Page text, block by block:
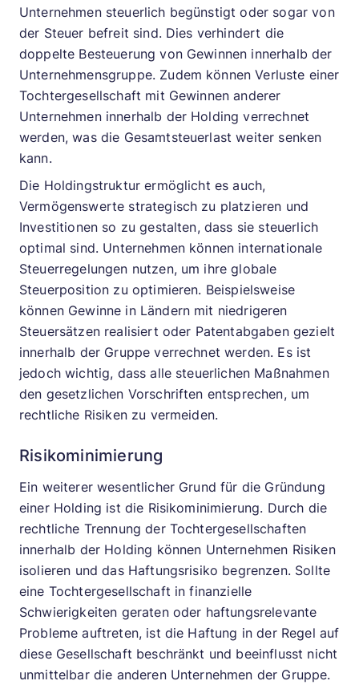
Unternehmen steuerlich begünstigt oder sogar von
der Steuer befreit sind. Dies verhindert die
doppelte Besteuerung von Gewinnen innerhalb der
Unternehmensgruppe. Zudem können Verluste einer
Tochtergesellschaft mit Gewinnen anderer
Unternehmen innerhalb der Holding verrechnet
werden, was die Gesamtsteuerlast weiter senken
kann.
Die Holdingstruktur ermöglicht es auch,
Vermögenswerte strategisch zu platzieren und
Investitionen so zu gestalten, dass sie steuerlich
optimal sind. Unternehmen können internationale
Steuerregelungen nutzen, um ihre globale
Steuerposition zu optimieren. Beispielsweise
können Gewinne in Ländern mit niedrigeren
Steuersätzen realisiert oder Patentabgaben gezielt
innerhalb der Gruppe verrechnet werden. Es ist
jedoch wichtig, dass alle steuerlichen Maßnahmen
den gesetzlichen Vorschriften entsprechen, um
rechtliche Risiken zu vermeiden.
Risikominimierung
Ein weiterer wesentlicher Grund für die Gründung
einer Holding ist die Risikominimierung. Durch die
rechtliche Trennung der Tochtergesellschaften
innerhalb der Holding können Unternehmen Risiken
isolieren und das Haftungsrisiko begrenzen. Sollte
eine Tochtergesellschaft in finanzielle
Schwierigkeiten geraten oder haftungsrelevante
Probleme auftreten, ist die Haftung in der Regel auf
diese Gesellschaft beschränkt und beeinflusst nicht
unmittelbar die anderen Unternehmen der Gruppe.